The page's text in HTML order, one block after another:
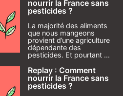
nourrir la France sans
pesticides ?
La majorité des aliments
que nous mangeons
provient d’une agriculture
dépendante des
pesticides. Et pourtant ...
Replay : Comment
nourrir la France sans
pesticides ?